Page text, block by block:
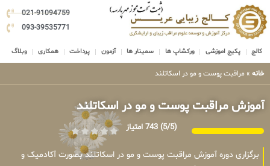
021-91094759
093-39535771
کالج پکیج اموزشی ورکشاپ ها سمینار ها آزمون پرداخت همکاری وبلاگ
خانه » مراقبت پوست و مو در اسکاتلند
آموزش مراقبت پوست و مو در اسکاتلند
(5/5) 743 امتیاز
برگزاری دوره آموزش مراقبت پوست و مو در اسکاتلند بصورت آکادمیک و